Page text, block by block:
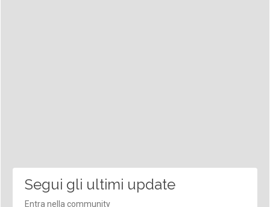
Segui gli ultimi update
Entra nella community